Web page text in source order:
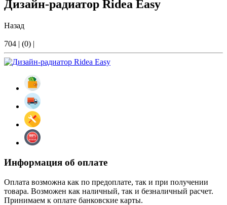
Дизайн-радиатор Ridea Easy
Назад
704 | (0) |
Информация об оплате
Оплата возможна как по предоплате, так и при получении
товара. Возможен как наличный, так и безналичный расчет.
Принимаем к оплате банковские карты.